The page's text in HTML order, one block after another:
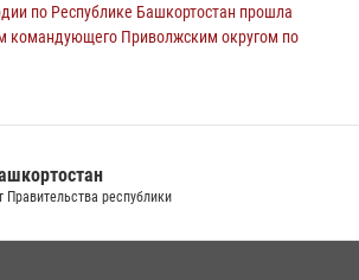
по Республике Башкортостан прошла
командующего Приволжским округом по
об угрозе с оружием
республики